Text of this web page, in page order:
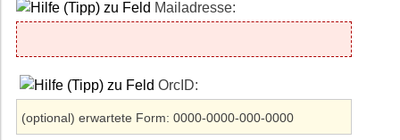
Mailadresse:
OrcID: